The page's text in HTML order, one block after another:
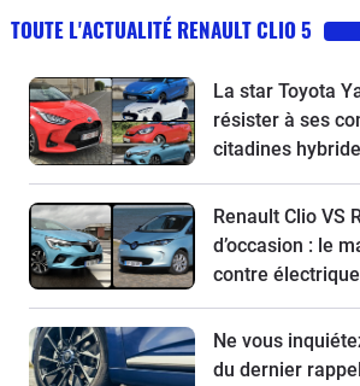
TOUTE L'ACTUALITÉ RENAULT CLIO 5
La star Toyota
résister à ses
citadines
Renault Clio VS
d’occasion : le
contre électrique
Ne vous
du dernier